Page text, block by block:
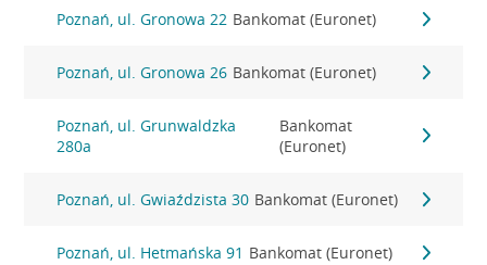
Poznań, ul. Gronowa 22 Bankomat (Euronet)
Poznań, ul. Gronowa 26 Bankomat (Euronet)
Poznań, ul. Grunwaldzka
280a
Bankomat
(Euronet)
Poznań, ul. Gwiaździsta 30 Bankomat (Euronet)
Poznań, ul. Hetmańska 91 Bankomat (Euronet)